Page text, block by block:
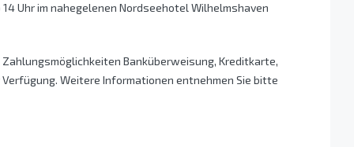
Uhr im nahegelenen Nordseehotel Wilhelmshaven
Banküberweisung, Kreditkarte,
Weitere Informationen entnehmen Sie bitte